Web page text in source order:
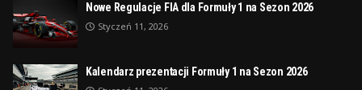
Nowe Regulacje FIA dla Formuły 1 na Sezon 2026
Styczeń 11, 2026
Kalendarz prezentacji Formuły 1 na Sezon 2026